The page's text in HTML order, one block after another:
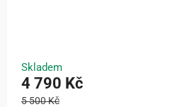
Skladem
4 790 Kč
5 500 Kč